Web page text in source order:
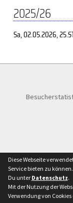
2025/26
Sa, 02.05.2026,
Diese Webseite
Service bieten zu
Du unter Datenschutz.
Mit der Nutzung der
Verwendung von